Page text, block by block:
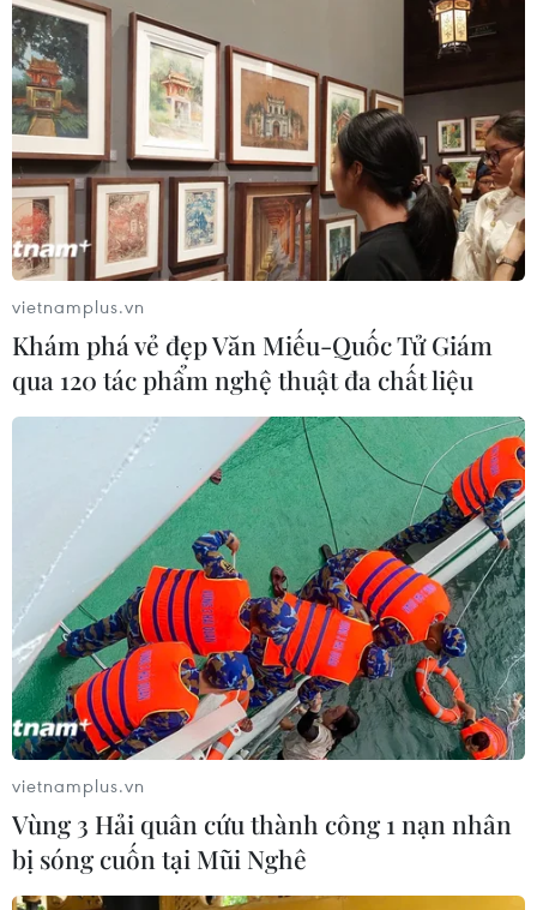
vietnamplus.vn
Khám phá vẻ đẹp Văn Miếu-Quốc Tử Giám
qua 120 tác phẩm nghệ thuật đa chất liệu
vietnamplus.vn
Vùng 3 Hải quân cứu thành công 1 nạn nhân
bị sóng cuốn tại Mũi Nghê